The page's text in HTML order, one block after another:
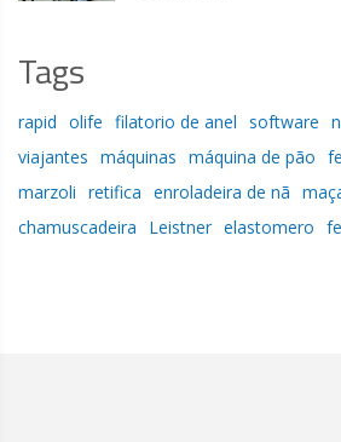
Tags
rapid olife filatorio de anel software
viajantes máquinas máquina de pão
marzoli retifica enroladeira de nã
chamuscadeira
Leistner elastomero